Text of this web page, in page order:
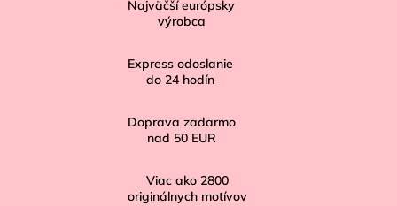
Najväčší európsky
výrobca
Express odoslanie
do 24 hodín
Doprava zadarmo
nad 50 EUR
Viac ako 2800
originálnych motívov